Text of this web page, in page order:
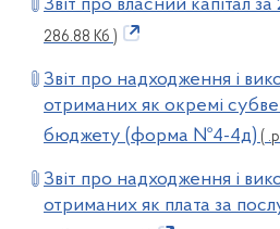
Звіт про власний капітал
286.88 Кб )
Звіт про надходження і
отриманих як окремі
бюджету (форма №4-4д) (
Звіт про надходження і
отриманих як плата за